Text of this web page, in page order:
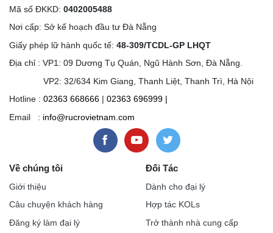
Mã số ĐKKD: 0402005488
Nơi cấp: Sở kế hoạch đầu tư Đà Nẵng
Giấy phép lữ hành quốc tế: 48-309/TCDL-GP LHQT
Địa chỉ : VP1: 09 Dương Tụ Quán, Ngũ Hành Sơn, Đà Nẵng.
VP2: 32/634 Kim Giang, Thanh Liệt, Thanh Trì, Hà Nội
Hotline : 02363 668666 | 02363 696999 |
Email : info@rucrovietnam.com
Về chúng tôi
Giới thiệu
Câu chuyện khách hàng
Đăng ký làm đại lý
Đối Tác
Dành cho đại lý
Hợp tác KOLs
Trở thành nhà cung cấp